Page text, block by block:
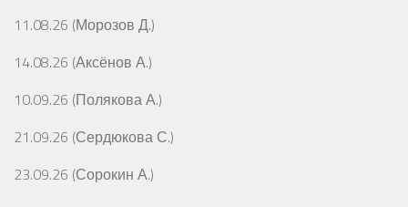
11.08.26 (Морозов Д.)
14.08.26 (Аксёнов А.)
10.09.26 (Полякова А.)
21.09.26 (Сердюкова С.)
23.09.26 (Сорокин А.)